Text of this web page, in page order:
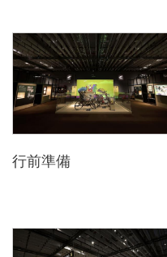
入
我
們
中文
English
行前準備